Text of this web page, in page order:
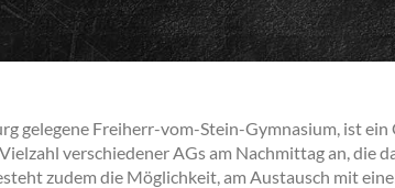
gelegene Freiherr-vom-Stein-Gymnasium, ist ein
verschiedener AGs am Nachmittag an, die
zudem die Möglichkeit, am Austausch mit